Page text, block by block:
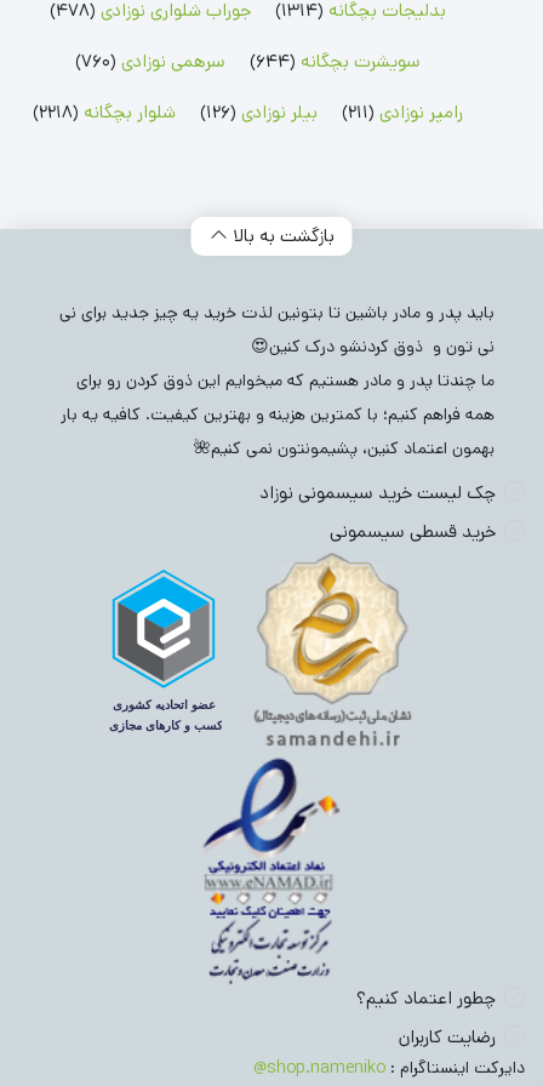
بدلیجات بچگانه (1314) جوراب شلواری نوزادی (478)
سویشرت بچگانه (644) سرهمی نوزادی (760)
رامپر نوزادی (211) بیلر نوزادی (126) شلوار بچگانه (2218)
بازگشت به بالا
باید پدر و مادر باشین تا بتونین لذت خرید یه چیز جدید برای نی
نی تون و ذوق کردنشو درک کنین😍
ما چندتا پدر و مادر هستیم که میخوایم این ذوق کردن رو برای
همه فراهم کنیم؛ با کمترین هزینه و بهترین کیفیت. کافیه یه بار
بهمون اعتماد کنین، پشیمونتون نمی کنیم🌺
چک لیست خرید سیسمونی نوزاد
خرید قسطی سیسمونی
چطور اعتماد کنیم؟
رضایت کاربران
دایرکت اینستاگرام : shop.nameniko@